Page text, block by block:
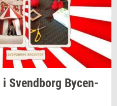
i Svend­borg By­cen­